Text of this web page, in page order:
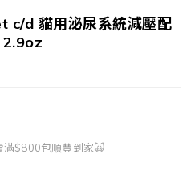
d 貓用泌尿系統減壓配
2.9oz
滿$800包順豐到家🙀